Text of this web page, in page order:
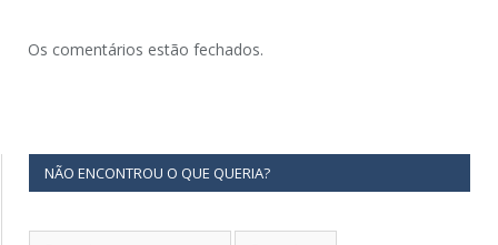
Os comentários estão fechados.
NÃO ENCONTROU O QUE QUERIA?